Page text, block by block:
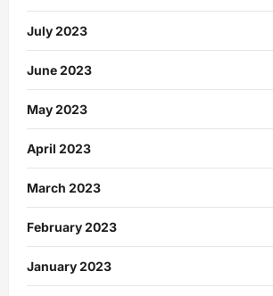
July 2023
June 2023
May 2023
April 2023
March 2023
February 2023
January 2023